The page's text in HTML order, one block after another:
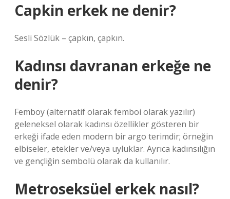
Capkin erkek ne denir?
Sesli Sözlük – çapkın, çapkın.
Kadınsı davranan erkeğe ne
denir?
Femboy (alternatif olarak femboi olarak yazılır)
geleneksel olarak kadınsı özellikler gösteren bir
erkeği ifade eden modern bir argo terimdir; örneğin
elbiseler, etekler ve/veya uyluklar. Ayrıca kadınsılığın
ve gençliğin sembolü olarak da kullanılır.
Metroseksüel erkek nasıl?